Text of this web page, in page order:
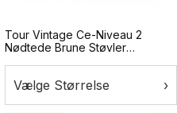
Tour Vintage Ce-Niveau 2
Nødtede Brune Støvler
Vælge Størrelse ›